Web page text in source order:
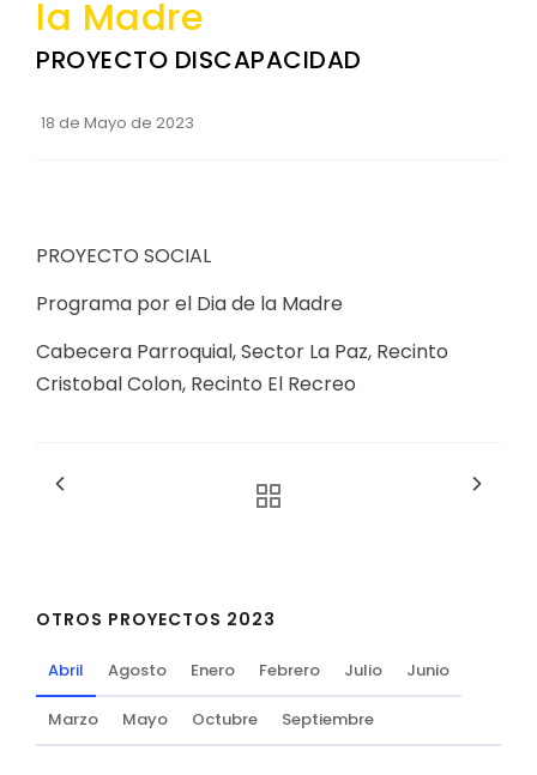
Convocatorias
GESTIÓN ADMINISTRATIVA
Plan de desarrollo y Ordenamiento Territorial -
Convenios Institucionales
PRESUPUESTO: EJECUCIÓN Y REPORTES
Cédulas presupuestarias y balances
Procesos de contratación
la Madre
PROYECTO DISCAPACIDAD
18 de Mayo de 2023
PROYECTO SOCIAL
Programa por el Dia de la Madre
Cabecera Parroquial, Sector La Paz, Recinto
Cristobal Colon, Recinto El Recreo
OTROS PROYECTOS 2023
Abril Agosto Enero Febrero Julio Junio
Marzo Mayo Octubre Septiembre